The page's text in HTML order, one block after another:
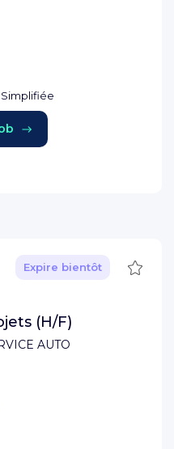
AUTO
Expire bientôt
(H/F)